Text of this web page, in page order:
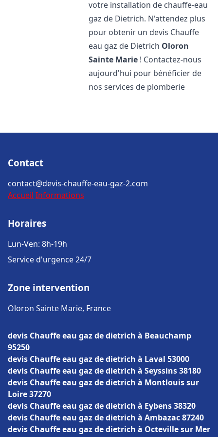
votre installation de chauffe-eau
gaz de Dietrich. N'attendez plus
pour obtenir un devis Chauffe
eau gaz de Dietrich Oloron
Sainte Marie ! Contactez-nous
aujourd'hui pour bénéficier de
nos services de plomberie
Contact
contact@devis-chauffe-eau-gaz-2.com
Accueil Informations
Horaires
Lun-Ven: 8h-19h
Service d'urgence 24/7
Zone intervention
Oloron Sainte Marie, France
devis Chauffe eau gaz de dietrich à Beauchamp
95250
devis Chauffe eau gaz de dietrich à Laval 53000
devis Chauffe eau gaz de dietrich à Seyssins 38180
devis Chauffe eau gaz de dietrich à Montlouis sur
Loire 37270
devis Chauffe eau gaz de dietrich à Eybens 38320
devis Chauffe eau gaz de dietrich à Ambazac 87240
devis Chauffe eau gaz de dietrich à Octeville sur Mer